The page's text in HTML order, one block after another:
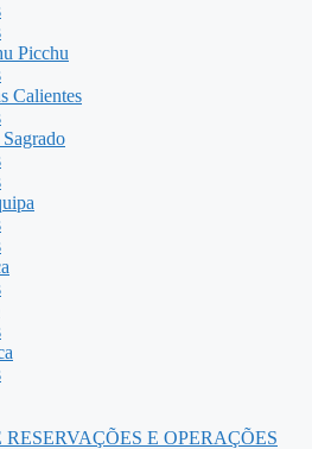
Picchu
Calientes
E OPERAÇÕES